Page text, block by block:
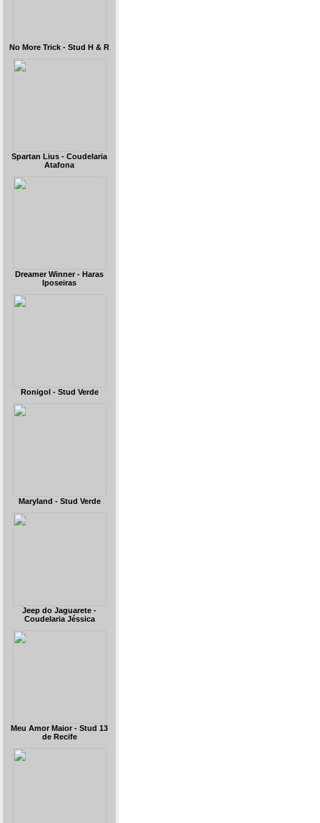
No More Trick - Stud H & R
Spartan Lius - Coudelaria
Atafona
Dreamer Winner - Haras
Iposeiras
Ronigol - Stud Verde
Maryland - Stud Verde
Jeep do Jaguarete -
Coudelaria Jéssica
Meu Amor Maior - Stud 13
de Recife